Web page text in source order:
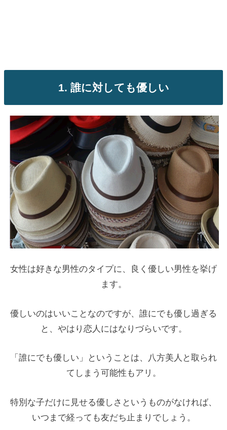
1. 誰に対しても優しい
女性は好きな男性のタイプに、良く優しい男性を挙げ
ます。
優しいのはいいことなのですが、誰にでも優し過ぎる
と、やはり恋人にはなりづらいです。
「誰にでも優しい」ということは、八方美人と取られ
てしまう可能性もアリ。
特別な子だけに見せる優しさというものがなければ、
いつまで経っても友だち止まりでしょう。